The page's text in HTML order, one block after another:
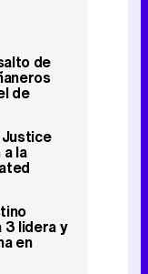
de
de
la
lidera y
en